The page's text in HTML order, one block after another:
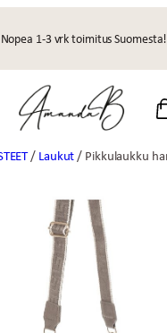
Nopea 1-3 vrk toimitus Suomesta!
/ Laukut/ Pikkulaukku